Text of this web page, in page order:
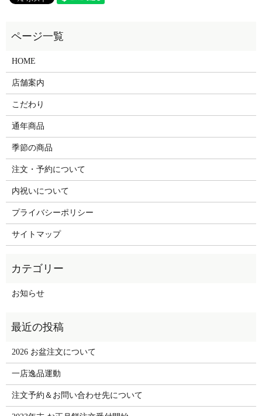
HOME
店舗案内
こだわり
通年商品
季節の商品
注文・予約について
内祝いについて
プライバシーポリシー
サイトマップ
お知らせ
2026 お盆注文について
一店逸品運動
注文予約＆お問い合わせ先について